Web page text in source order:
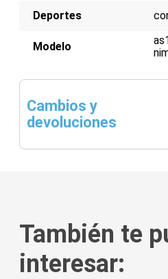
Deportes
Modelo
Cambios y
devoluciones
También te
interesar: